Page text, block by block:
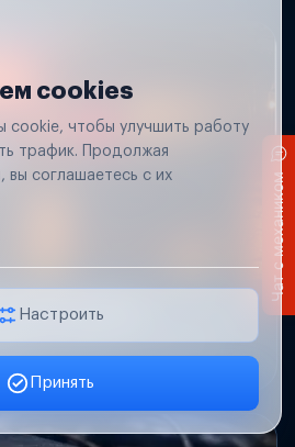
свет прицепа
и разъемы, восстановим
cookies
cookie, чтобы улучшить работу
трафик. Продолжая
вы соглашаетесь с их
Настроить
Принять
онлайн
Чат с механиком